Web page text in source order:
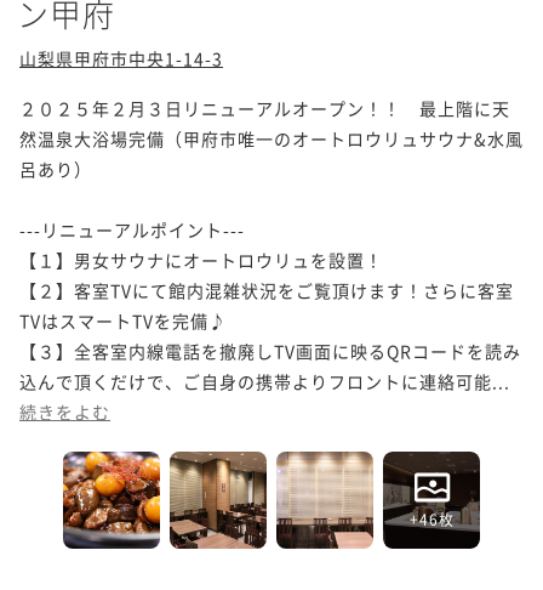
ン甲府
山梨県甲府市中央1-14-3
２０２５年２月３日リニューアルオープン！！　最上階に天
然温泉大浴場完備（甲府市唯一のオートロウリュサウナ&水風
呂あり）
---リニューアルポイント---
【１】男女サウナにオートロウリュを設置！
【２】客室TVにて館内混雑状況をご覧頂けます！さらに客室
TVはスマートTVを完備♪
【３】全客室内線電話を撤廃しTV画面に映るQRコードを読み
込んで頂くだけで、ご自身の携帯よりフロントに連絡可能...
続きをよむ
+46枚